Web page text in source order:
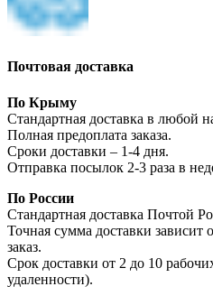
Почтовая доставка
По Крыму
Стандартная доставка в любой
Полная предоплата заказа.
Сроки доставки – 1-4 дня.
Отправка посылок 2-3 раза в
По России
Стандартная доставка Почтой
Точная сумма доставки зависит
заказ.
Срок доставки от 2 до 10
удаленности).